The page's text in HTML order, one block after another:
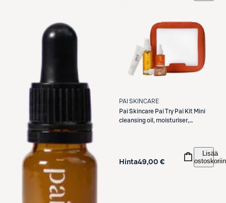
PAI SKINCARE
Pai Skincare Pai Try Pai Kit Mini
cleansing oil, moisturiser,
Hinta49,00 €
Lisää
ostoskoriin